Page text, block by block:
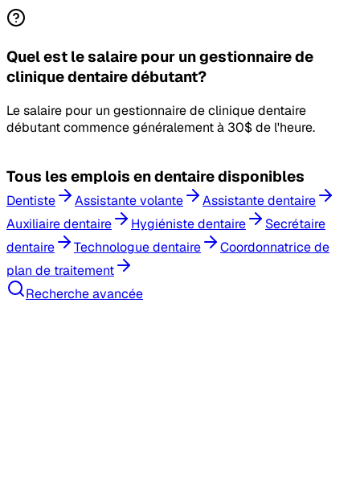
Quel est le salaire pour un gestionnaire de
clinique dentaire débutant?
Le salaire pour un gestionnaire de clinique dentaire
débutant commence généralement à 30$ de l'heure.
Tous les emplois en dentairedisponibles
Dentiste Assistante volante
Assistante dentaire
Auxiliaire dentaire
Hygiéniste dentaire
Secrétaire
dentaire
Technologue dentaire
Coordonnatrice de
plan de traitement
Recherche avancée